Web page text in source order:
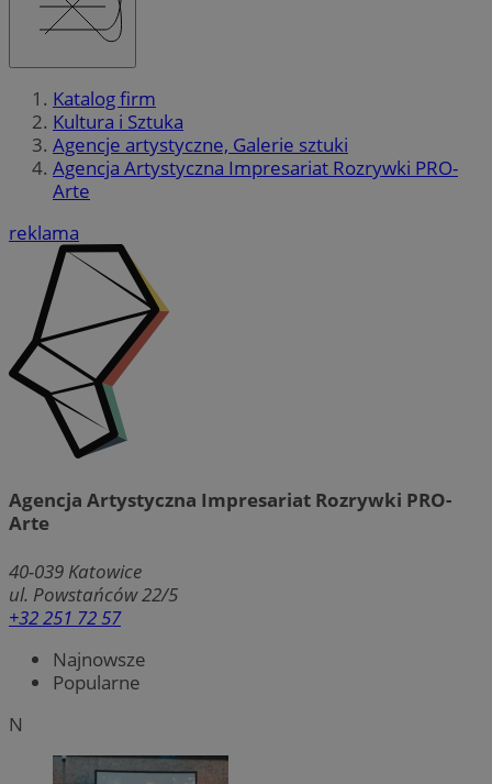
Katalog firm
Kultura i Sztuka
Agencje artystyczne, Galerie sztuki
Agencja Artystyczna Impresariat Rozrywki PRO-
Arte
reklama
Agencja Artystyczna Impresariat Rozrywki PRO-
Arte
40-039 Katowice
ul. Powstańców 22/5
+32 251 72 57
Najnowsze
Popularne
N